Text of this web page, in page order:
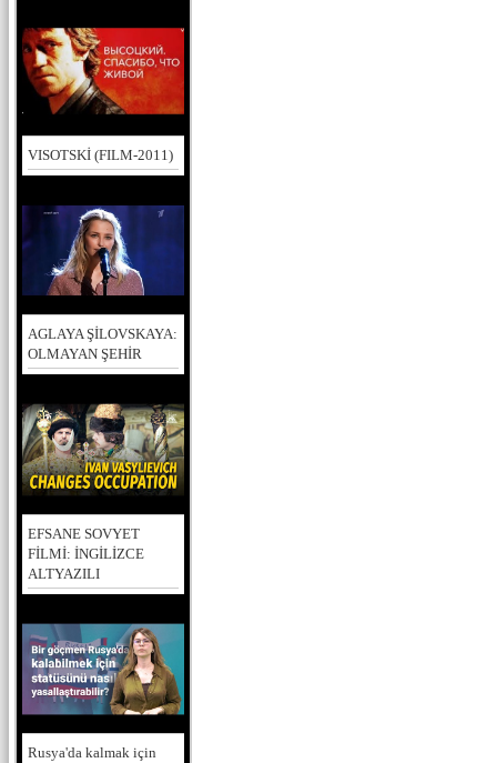
VISOTSKİ (FILM-2011)
AGLAYA ŞİLOVSKAYA:
OLMAYAN ŞEHİR
EFSANE SOVYET
FİLMİ: İNGİLİZCE
ALTYAZILI
Rusya'da kalmak için